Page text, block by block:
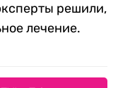
решили,
лечение.